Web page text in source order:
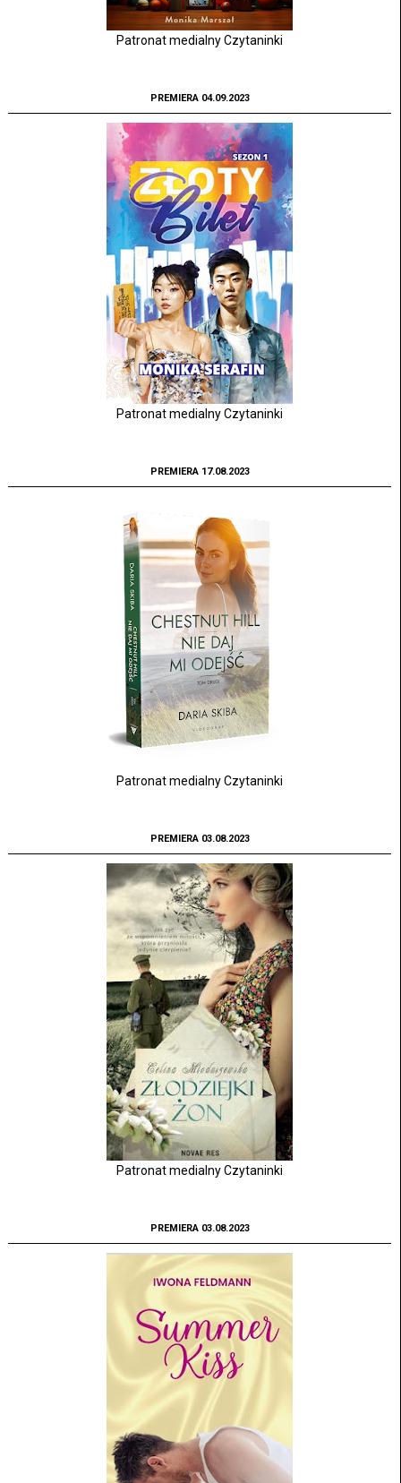
Patronat medialny Czytaninki
PREMIERA 04.09.2023
Patronat medialny Czytaninki
PREMIERA 17.08.2023
Patronat medialny Czytaninki
PREMIERA 03.08.2023
Patronat medialny Czytaninki
PREMIERA 03.08.2023